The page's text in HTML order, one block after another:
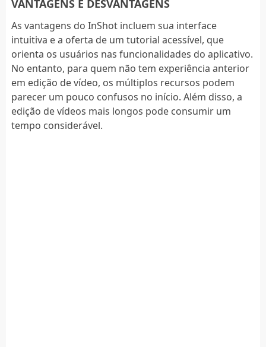
VANTAGENS E DESVANTAGENS
As vantagens do InShot incluem sua interface
intuitiva e a oferta de um tutorial acessível, que
orienta os usuários nas funcionalidades do aplicativo.
No entanto, para quem não tem experiência anterior
em edição de vídeo, os múltiplos recursos podem
parecer um pouco confusos no início. Além disso, a
edição de vídeos mais longos pode consumir um
tempo considerável.